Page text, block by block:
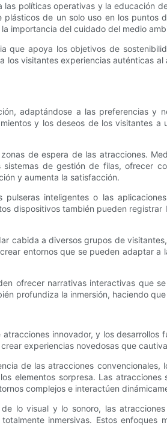
políticas operativas y la educación
de un solo uso en los
importancia del cuidado del medio
apoya los objetivos de
visitantes experiencias auténticas
adaptándose a las preferencias y
y los deseos de los visitantes
de espera de las atracciones.
de gestión de filas, ofrecer
y aumenta la satisfacción.
inteligentes o las
dispositivos también pueden
cabida a diversos grupos de
entornos que se pueden adaptar
ofrecer narrativas interactivas que
profundiza la inmersión, haciendo
innovador, y los desarrollos
experiencias novedosas que
de las atracciones
elementos sorpresa. Las
complejos e interactúen
lo visual y lo sonoro, las
inmersivas. Estos enfoques